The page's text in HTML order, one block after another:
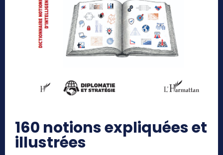
160 notions expliquées et
illustrées